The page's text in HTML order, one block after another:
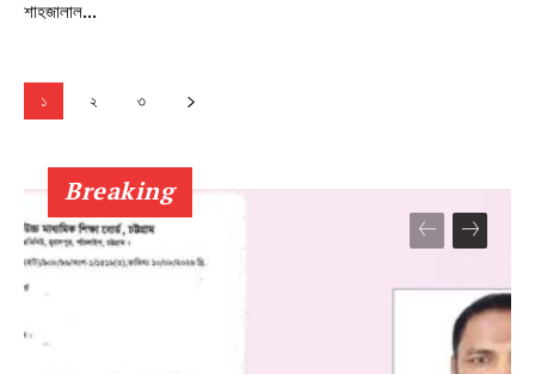
শাহজালাল...
১ ২ ৩
Breaking